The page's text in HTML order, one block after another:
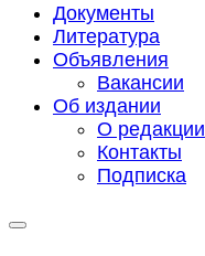
Документы
Литература
Объявления
Вакансии
Об издании
О редакции
Контакты
Подписка